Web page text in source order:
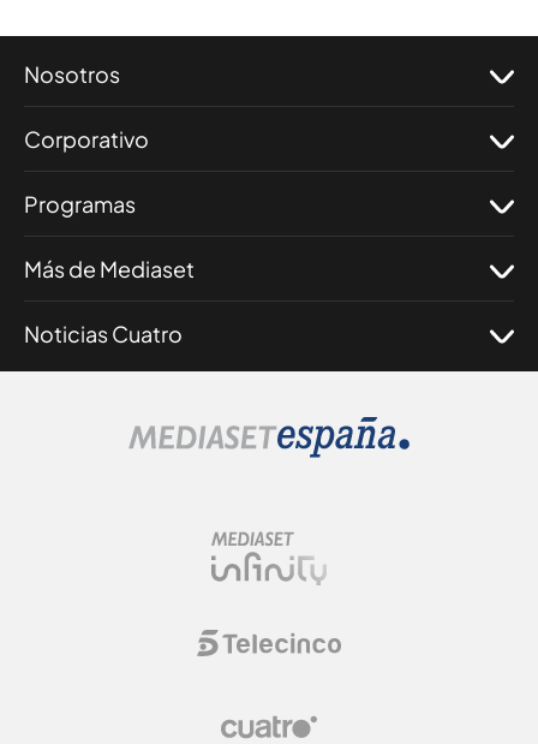
Nosotros
Corporativo
Programas
Más de Mediaset
Noticias Cuatro